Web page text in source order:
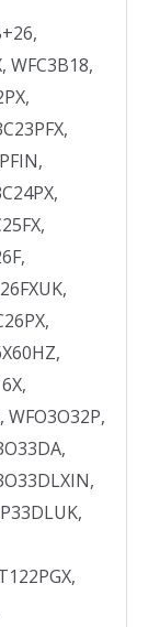
WFC3B18,
WFO3O32P,